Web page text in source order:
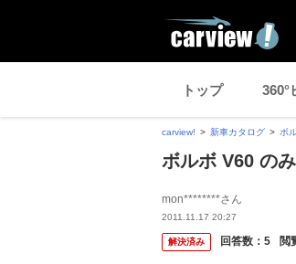
トップ 360°
carview! 新車カタログ ボ
ボルボ V60 の
mon********さん
2011.11.17 20:27
解決済み 回答数： 5 閲